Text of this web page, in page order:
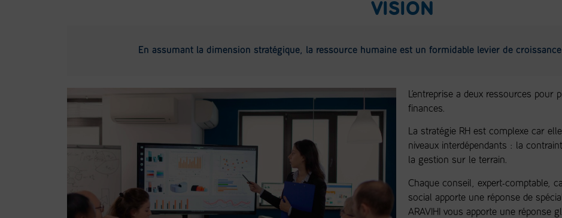
VISION
En assumant la dimension stratégique, la ressource humaine est un formidable levier de
L’entreprise a deux ressources
finances.
La stratégie RH est complexe car
niveaux interdépendants : la
la gestion sur le terrain.
Chaque conseil, expert-comptable,
social apporte une réponse de
ARAVIHI vous apporte une réponse